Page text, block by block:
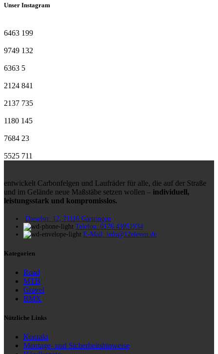
Unser Instagram
6463 199
9749 132
6363 5
2124 841
2137 735
1180 145
7684 23
5525 711
entwickelt Carbonfelgen und Laufräder für alle, die auf der Straße
und im Gelände neue Maßstäbe setzen wollen – individuell,
leistungsstark und kompromisslos.
Dieselstr. 12, 71116 Gärtringen
Telefon: 0176 43951934
E-Mail: info@12eleven.de
Kategorien
Road
MTB
Gravel
BMX
Nützliche Links
Kontakt
Montage- und Sicherheitshinweise